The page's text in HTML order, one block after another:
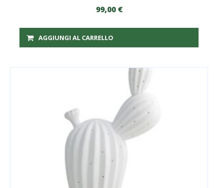
99,00 €
AGGIUNGI AL CARRELLO